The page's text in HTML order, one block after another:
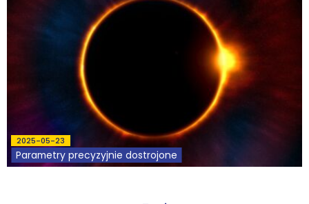
Krytyka teorii ID
2025-05-23
Parametry precyzyjnie dostrojone